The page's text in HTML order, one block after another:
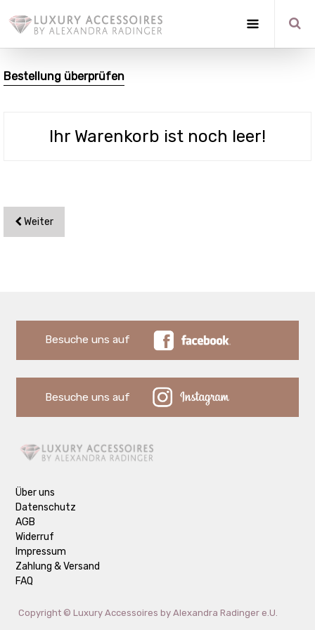
Bestellung überprüfen
Ihr Warenkorb ist noch leer!
Weiter
Besuche uns auf
Besuche uns auf
Über uns
Datenschutz
AGB
Widerruf
Impressum
Zahlung & Versand
FAQ
Copyright © Luxury Accessoires by Alexandra Radinger e.U.